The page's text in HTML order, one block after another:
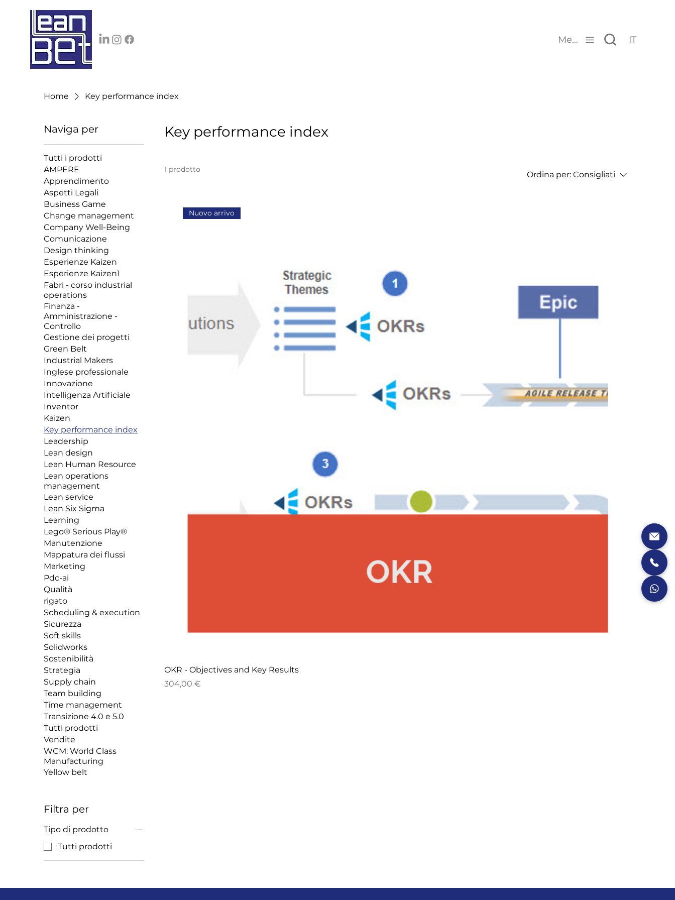
Menu IT
Home Key performance index
Naviga per
Tutti i prodotti
AMPERE
Apprendimento
Aspetti Legali
Business Game
Change management
Company Well-Being
Comunicazione
Design thinking
Esperienze Kaizen
Esperienze Kaizen1
Fabri - corso industrial
operations
Finanza -
Amministrazione -
Controllo
Gestione dei progetti
Green Belt
Industrial Makers
Inglese professionale
Innovazione
Intelligenza Artificiale
Inventor
Kaizen
Key performance index
Leadership
Lean design
Lean Human Resource
Lean operations
management
Lean service
Lean Six Sigma
Learning
Lego® Serious Play®
Manutenzione
Mappatura dei flussi
Marketing
Pdc-ai
Qualità
rigato
Scheduling & execution
Sicurezza
Soft skills
Solidworks
Sostenibilità
Strategia
Supply chain
Team building
Time management
Transizione 4.0 e 5.0
Tutti prodotti
Vendite
WCM: World Class
Manufacturing
Yellow belt
Filtra per
Tipo di prodotto
Tutti prodotti
Key performance index
1 prodotto
Ordina per: Consigliati
Nuovo arrivo
OKR - Objectives and Key Results
Prezzo
304,00 €